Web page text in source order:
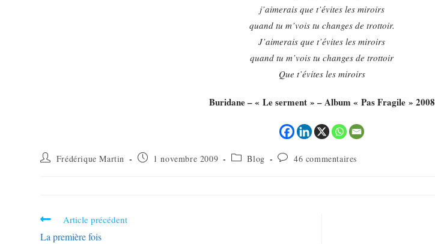
j’aimerais que t’évites les miroirs
quand tu m’vois tu changes de trottoir.
J’aimerais que t’évites les miroirs
quand tu m’vois tu changes de trottoir
Que t’évites les miroirs
Buridane – « Le serment » – Album « Pas Fragile » 2008
Frédérique Martin 1 novembre 2009 Blog 46 commentaires
Article précédent
La première fois